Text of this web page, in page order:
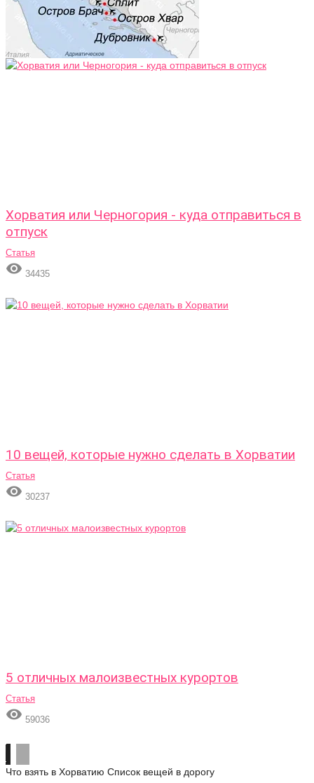
Хорватия или Черногория - куда отправиться в
отпуск
Статья
 34435
10 вещей, которые нужно сделать в Хорватии
Статья
 30237
5 отличных малоизвестных курортов
Статья
 59036
Что взять в Хорватию Список вещей в дорогу